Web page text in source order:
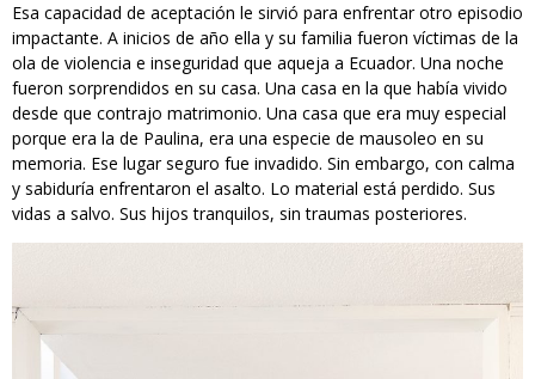
Esa capacidad de aceptación le sirvió para enfrentar otro episodio
impactante. A inicios de año ella y su familia fueron víctimas de la
ola de violencia e inseguridad que aqueja a Ecuador. Una noche
fueron sorprendidos en su casa. Una casa en la que había vivido
desde que contrajo matrimonio. Una casa que era muy especial
porque era la de Paulina, era una especie de mausoleo en su
memoria. Ese lugar seguro fue invadido. Sin embargo, con calma
y sabiduría enfrentaron el asalto. Lo material está perdido. Sus
vidas a salvo. Sus hijos tranquilos, sin traumas posteriores.